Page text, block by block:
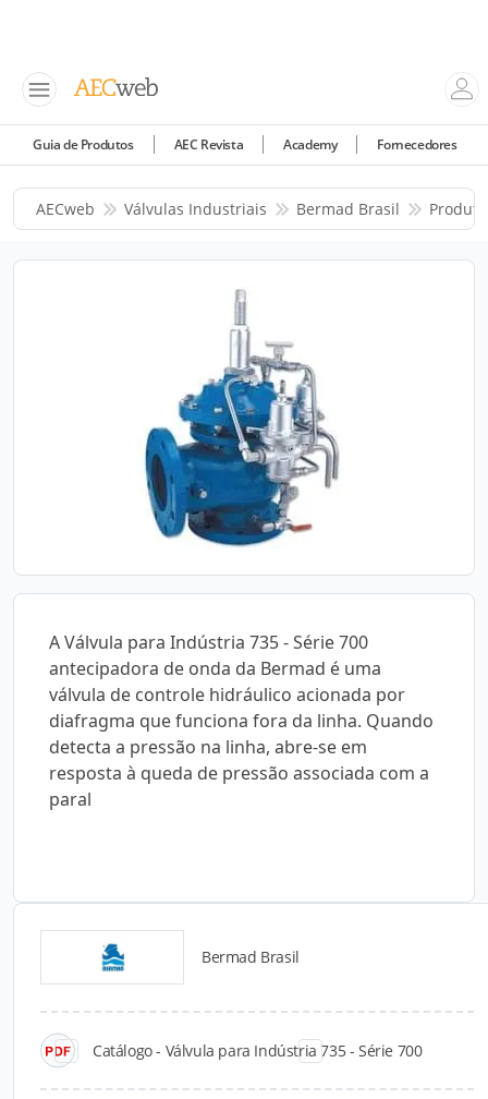
Guia de Produtos AEC Revista Academy Fornecedores
AECweb Válvulas Industriais Bermad Brasil
A Válvula para Indústria 735 - Série 700
antecipadora de onda da Bermad é uma
válvula de controle hidráulico acionada por
diafragma que funciona fora da linha. Quando
detecta a pressão na linha, abre-se em
resposta à queda de pressão associada com a
paral
Bermad Brasil
Catálogo - Válvula para Indústria 735 - Série 700
Catálogos para Download